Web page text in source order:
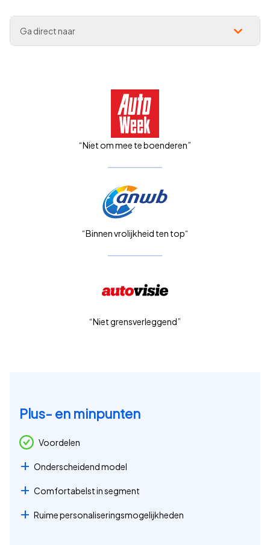
Ga direct naar
“Niet om mee te boenderen”
“Binnen vrolijkheid ten top“
“Niet grensverleggend”
Plus- en minpunten
Voordelen
Onderscheidend model
Comfortabelst in segment
Ruime personaliseringsmogelijkheden